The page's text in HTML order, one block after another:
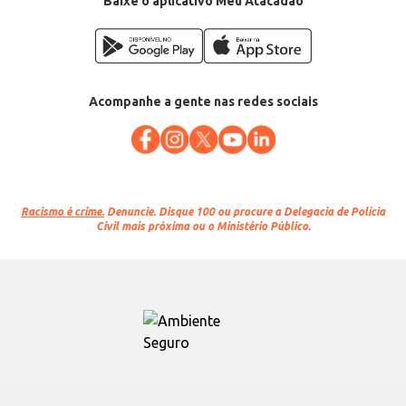
Acompanhe a gente nas redes sociais
Racismo é crime. Denuncie. Disque 100 ou procure a Delegacia de Polícia
Civil mais próxima ou o Ministério Público.